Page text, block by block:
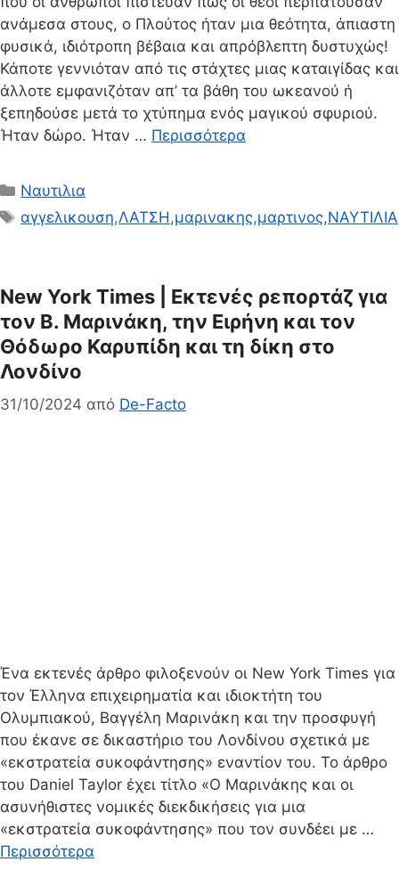
ανάμεσα στους, ο Πλούτος ήταν μια θεότητα, άπιαστη
φυσικά, ιδιότροπη βέβαια και απρόβλεπτη δυστυχώς!
Κάποτε γεννιόταν από τις στάχτες μιας καταιγίδας και
άλλοτε εμφανιζόταν απ’ τα βάθη του ωκεανού ή
ξεπηδούσε μετά το χτύπημα ενός μαγικού σφυριού.
Ήταν δώρο. Ήταν … Περισσότερα
Κατηγορίες
Ναυτιλια
Ετικέτες
αγγελικουση,ΛΑΤΣΗ ,μαρινακης,μαρτινος,ΝΑΥΤΙΛΙΑ
New York Times | Εκτενές ρεπορτάζ για
τον Β. Μαρινάκη, την Ειρήνη και τον
Θόδωρο Καρυπίδη και τη δίκη στο
Λονδίνο
31/10/2024 από De-Facto
Ένα εκτενές άρθρο φιλοξενούν οι New York Times για
τον Έλληνα επιχειρηματία και ιδιοκτήτη του
Ολυμπιακού, Βαγγέλη Μαρινάκη και την προσφυγή
που έκανε σε δικαστήριο του Λονδίνου σχετικά με
«εκστρατεία συκοφάντησης» εναντίον του. Το άρθρο
του Daniel Taylor έχει τίτλο «Ο Μαρινάκης και οι
ασυνήθιστες νομικές διεκδικήσεις για μια
«εκστρατεία συκοφάντησης» που τον συνδέει με …
Περισσότερα